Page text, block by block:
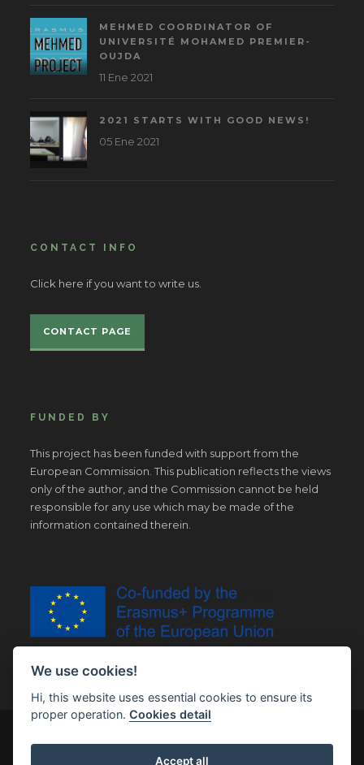
MEHMED COORDINATOR OF
UNIVERSITÉ MOHAMED PREMIER-
OUJDA
11 Ene 2021
2021 STARTS WITH GOOD NEWS!
05 Ene 2021
CONTACT INFO
Click here if you want to write us.
CONTACT PAGE
FUNDED BY
This project has been funded with support from the
European Commission. This publication reflects the views
only of the author, and the Commission cannot be held
responsible for any use which may be made of the
information contained therein.
We use cookies!
Hi, this website uses essential cookies to ensure its
proper operation.Cookies detail
Accept all